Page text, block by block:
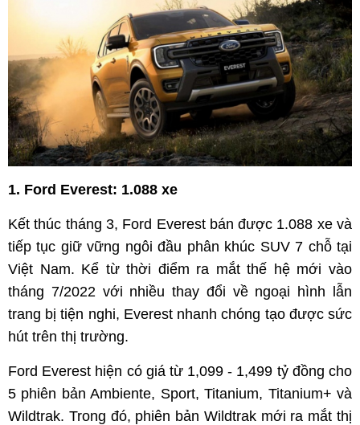
1. Ford Everest: 1.088 xe
Kết thúc tháng 3, Ford Everest bán được 1.088 xe và
tiếp tục giữ vững ngôi đầu phân khúc SUV 7 chỗ tại
Việt Nam. Kể từ thời điểm ra mắt thế hệ mới vào
tháng 7/2022 với nhiều thay đổi về ngoại hình lẫn
trang bị tiện nghi, Everest nhanh chóng tạo được sức
hút trên thị trường.
Ford Everest hiện có giá từ 1,099 - 1,499 tỷ đồng cho
5 phiên bản Ambiente, Sport, Titanium, Titanium+ và
Wildtrak. Trong đó, phiên bản Wildtrak mới ra mắt thị